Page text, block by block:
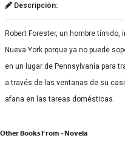
Descripción:
Robert Forester, un hombre
Nueva York porque ya no puede
en un lugar de Pennsylvania para
a través de las ventanas de su
afana en las tareas domésticas.
Other Books From - Novela